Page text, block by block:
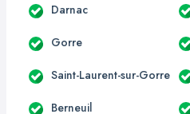
Darnac
Gorre
Saint-Laurent-sur-Gorre
Berneuil